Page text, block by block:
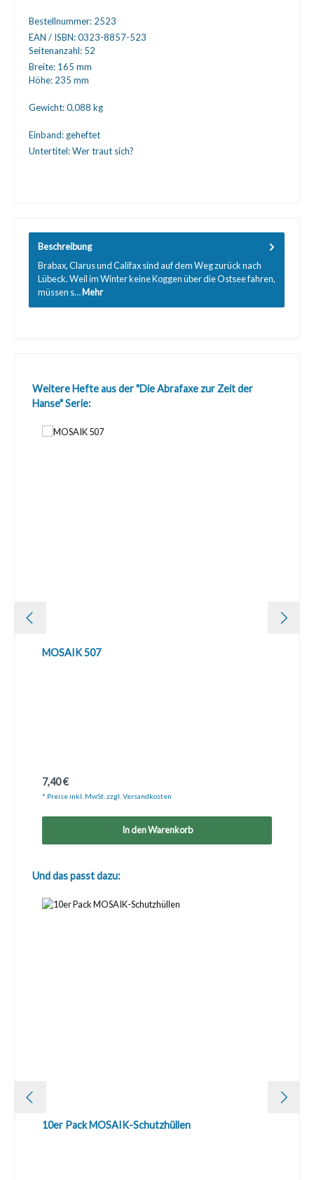
Bestellnummer: 2523
EAN / ISBN:0323-8857-523
Seitenanzahl: 52
Breite: 165 mm
Höhe: 235 mm
Gewicht:0,088 kg
Einband: geheftet
Untertitel:Wer traut sich?
Beschreibung
Brabax, Clarus und Califax sind auf dem Weg zurück nach
Lübeck. Weil im Winter keine Koggen über die Ostsee fahren,
müssen s…Mehr
Produktgalerie überspringen
Weitere Hefte aus der "Die Abrafaxe zur Zeit der
Hanse" Serie:
MOSAIK 507
Regulärer Preis:
7,40 €
* Preise inkl. MwSt. zzgl. Versandkosten
In den Warenkorb
Produktgalerie überspringen
Und das passt dazu:
10er Pack MOSAIK-Schutzhüllen